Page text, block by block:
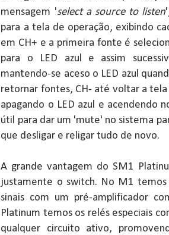
mensagem 'select a source to listen
para a tela de operação, exibindo
em CH+ e a primeira fonte é
para o LED azul e assim
mantendo-se aceso o LED azul
retornar fontes, CH- até voltar a tela
apagando o LED azul e acendendo
útil para dar um 'mute' no sistema
que desligar e religar tudo de novo.
A grande vantagem do SM1
justamente o switch. No M1
sinais com um pré-amplificador
Platinum temos os relés especiais
qualquer circuito ativo,